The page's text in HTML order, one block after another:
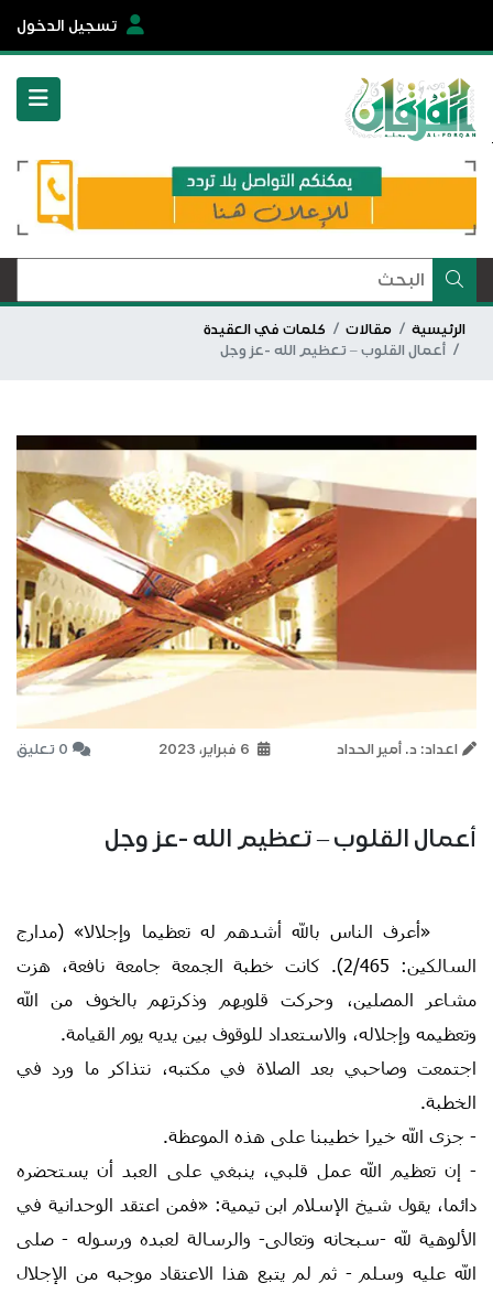
تسجيل الدخول
الرئيسية مقالات
كلمات في العقيدة
أعمال القلوب – تعظيم الله -عز وجل
اعداد: د. أمير الحداد 0 تعليق
أعمال القلوب – تعظيم الله -عز وجل
«أعرف الناس بالله أشدهم له تعظيما وإجلالا» (مدارج
السالكين: 2/465). كانت خطبة الجمعة جامعة نافعة، هزت
مشاعر المصلين، وحركت قلوبهم وذكرتهم بالخوف من الله
وتعظيمه وإجلاله، والاستعداد للوقوف بين يديه يوم القيامة.
اجتمعت وصاحبي بعد الصلاة في مكتبه، نتذاكر ما ورد في
الخطبة.
- جزى الله خيرا خطيبنا على هذه الموعظة.
- إن تعظيم الله عمل قلبي، ينبغي على العبد أن يستحضره
دائما، يقول شيخ الإسلام ابن تيمية: «فمن اعتقد الوحدانية في
الألوهية لله -سبحانه وتعالى- والرسالة لعبده ورسوله - صلى
الله عليه وسلم - ثم لم يتبع هذا الاعتقاد موجبه من الإجلال